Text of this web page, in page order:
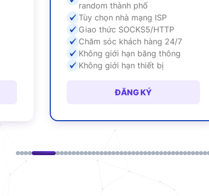
random thành phố
Tùy chọn nhà mạng ISP
Giao thức SOCKS5/HTTP
Chăm sóc khách hàng 24/7
Không giới hạn băng thông
Không giới hạn thiết bị
ĐĂNG KÝ